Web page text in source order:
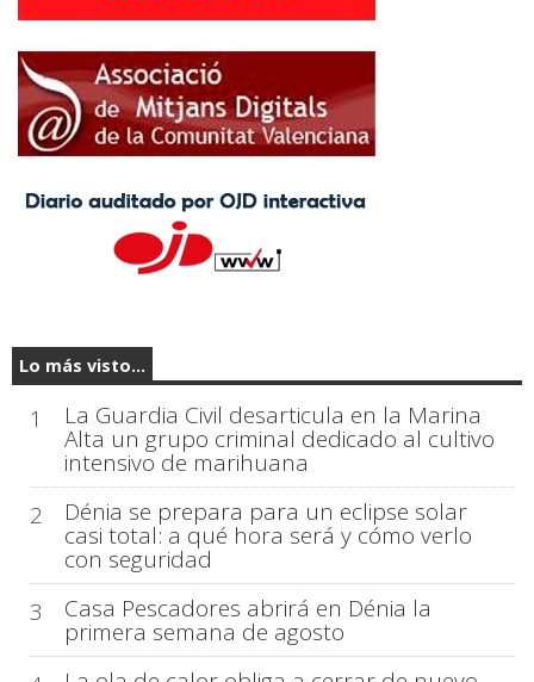
Lo más visto...
1 La Guardia Civil desarticula en la Marina
Alta un grupo criminal dedicado al cultivo
intensivo de marihuana
2
Dénia se prepara para un eclipse solar
casi total: a qué hora será y cómo verlo
con seguridad
3
Casa Pescadores abrirá en Dénia la
primera semana de agosto